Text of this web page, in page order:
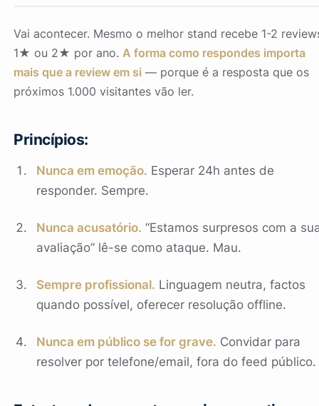
Vai acontecer. Mesmo o melhor stand recebe 1-2
1★ ou 2★ por ano.A forma como respondes importa
mais que a review em si — porque é a resposta que os
próximos 1.000 visitantes vão ler.
Princípios:
Nunca em emoção. Esperar 24h antes de
responder. Sempre.
Nunca acusatório. “Estamos surpresos com a
avaliação” lê-se como ataque. Mau.
Sempre profissional. Linguagem neutra, factos
quando possível, oferecer resolução offline.
Nunca em público se for grave. Convidar para
resolver por telefone/email, fora do feed público.